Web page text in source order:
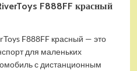
F888FF красный
F888FF красный — это
для маленьких
с дистанционным